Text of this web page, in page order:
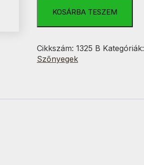
homok"
Fekete
Variáns
Csíkos70x150
KOSÁRBA TESZEM
Cikkszám: 1325 B Kategóriák:
Szőnyegek